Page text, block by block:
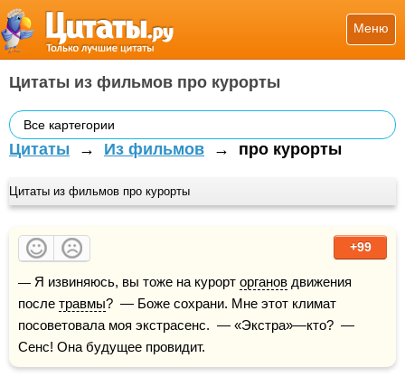
Меню
Цитаты из фильмов про курорты
Все картегории
Цитаты → Из фильмов → про курорты
Цитаты из фильмов про курорты
+99
— Я извиняюсь, вы тоже на курорт органов движения
после травмы?  — Боже сохрани. Мне этот климат
посоветовала моя экстрасенс.  — «Экстра»—кто?  —
Сенс! Она будущее провидит.